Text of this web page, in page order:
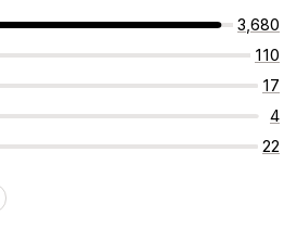
3,680
110
17
4
22